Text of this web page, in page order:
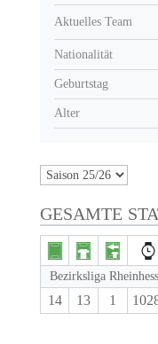
Aktuelles Team
Nationalität
Geburtstag
Alter
GESAMTE
Bezirksliga
14 13 1